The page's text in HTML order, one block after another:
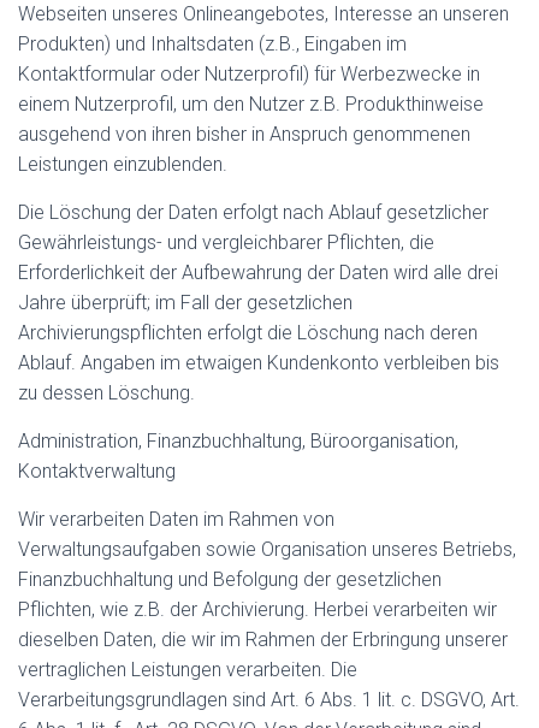
Webseiten unseres Onlineangebotes, Interesse an unseren
Produkten) und Inhaltsdaten (z.B., Eingaben im
Kontaktformular oder Nutzerprofil) für Werbezwecke in
einem Nutzerprofil, um den Nutzer z.B. Produkthinweise
ausgehend von ihren bisher in Anspruch genommenen
Leistungen einzublenden.
Die Löschung der Daten erfolgt nach Ablauf gesetzlicher
Gewährleistungs- und vergleichbarer Pflichten, die
Erforderlichkeit der Aufbewahrung der Daten wird alle drei
Jahre überprüft; im Fall der gesetzlichen
Archivierungspflichten erfolgt die Löschung nach deren
Ablauf. Angaben im etwaigen Kundenkonto verbleiben bis
zu dessen Löschung.
Administration, Finanzbuchhaltung, Büroorganisation,
Kontaktverwaltung
Wir verarbeiten Daten im Rahmen von
Verwaltungsaufgaben sowie Organisation unseres Betriebs,
Finanzbuchhaltung und Befolgung der gesetzlichen
Pflichten, wie z.B. der Archivierung. Herbei verarbeiten wir
dieselben Daten, die wir im Rahmen der Erbringung unserer
vertraglichen Leistungen verarbeiten. Die
Verarbeitungsgrundlagen sind Art. 6 Abs. 1 lit. c. DSGVO, Art.